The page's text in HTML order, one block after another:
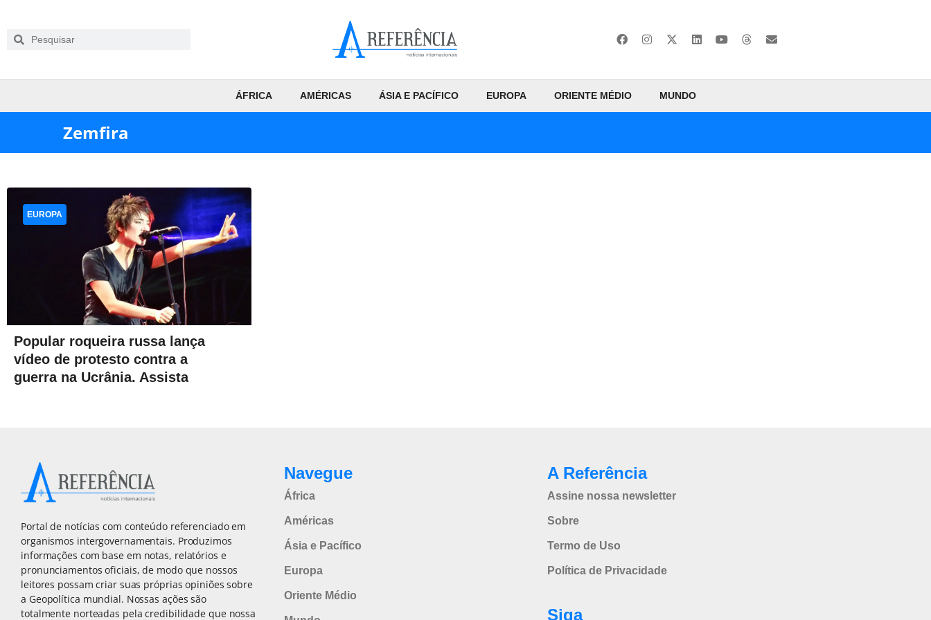
ÁFRICA AMÉRICAS ÁSIA E PACÍFICO EUROPA ORIENTE MÉDIO MUNDO
Zemfira
Popular roqueira russa lança
vídeo de protesto contra a
guerra na Ucrânia. Assista
EUROPA
Portal de notícias com conteúdo referenciado em
organismos intergovernamentais. Produzimos
informações com base em notas, relatórios e
pronunciamentos oficiais, de modo que nossos
leitores possam criar suas próprias opiniões sobre
a Geopolítica mundial. Nossas ações são
totalmente norteadas pela credibilidade que nossa
Navegue
África
Américas
Ásia e Pacífico
Europa
Oriente Médio
A Referência
Assine nossa newsletter
Sobre
Termo de Uso
Política de Privacidade
Siga